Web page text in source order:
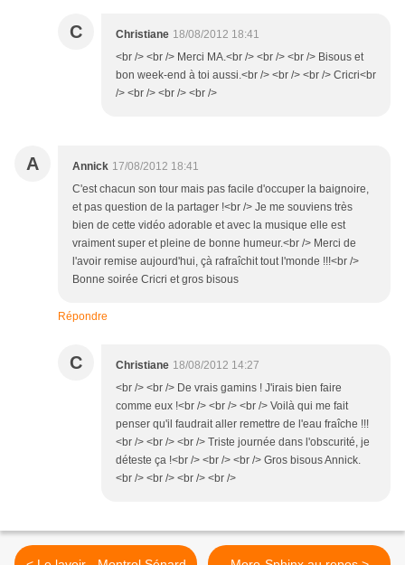
C Christiane 18/08/2012 18:41
<br /> <br /> Merci MA.<br /> <br /> <br /> Bisous et
bon week-end à toi aussi.<br /> <br /> <br /> Cricri<br
/> <br /> <br /> <br />
A Annick 17/08/2012 18:41
C'est chacun son tour mais pas facile d'occuper la baignoire,
et pas question de la partager !<br /> Je me souviens très
bien de cette vidéo adorable et avec la musique elle est
vraiment super et pleine de bonne humeur.<br /> Merci de
l'avoir remise aujourd'hui, çà rafraîchit tout l'monde !!!<br />
Bonne soirée Cricri et gros bisous
Répondre
C Christiane 18/08/2012 14:27
<br /> <br /> De vrais gamins ! J'irais bien faire
comme eux !<br /> <br /> <br /> Voilà qui me fait
penser qu'il faudrait aller remettre de l'eau fraîche !!!
<br /> <br /> <br /> Triste journée dans l'obscurité, je
déteste ça !<br /> <br /> <br /> Gros bisous Annick.
<br /> <br /> <br /> <br />